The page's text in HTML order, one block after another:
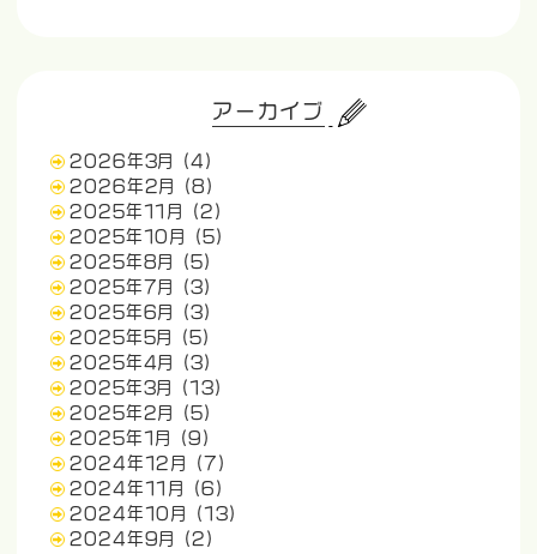
アーカイブ
2026年3月
(4)
2026年2月
(8)
2025年11月
(2)
2025年10月
(5)
2025年8月
(5)
2025年7月
(3)
2025年6月
(3)
2025年5月
(5)
2025年4月
(3)
2025年3月
(13)
2025年2月
(5)
2025年1月
(9)
2024年12月
(7)
2024年11月
(6)
2024年10月
(13)
2024年9月
(2)